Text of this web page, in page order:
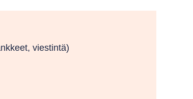
viestintä)